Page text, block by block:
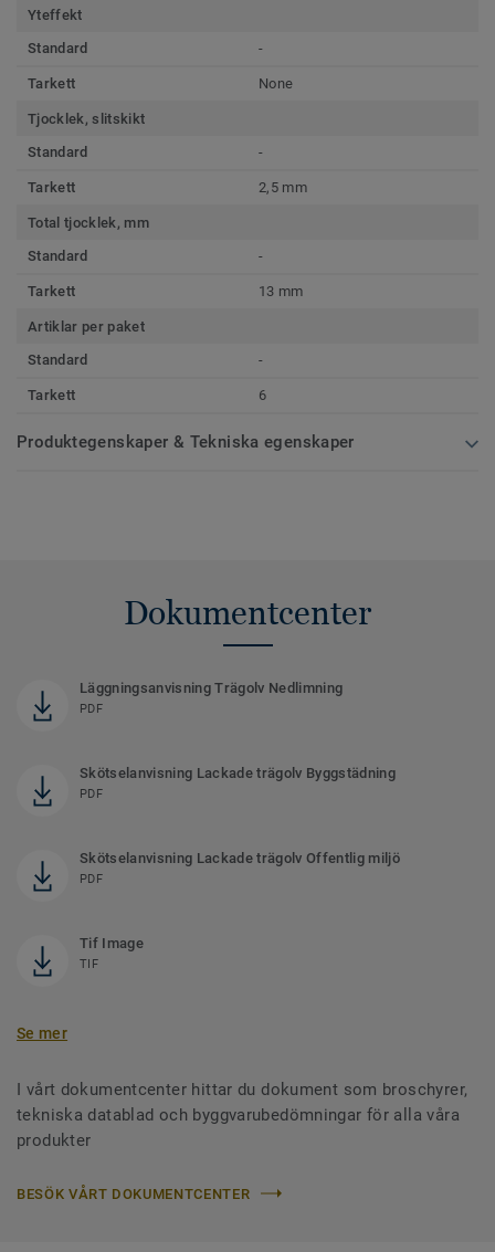
Yteffekt
Standard
-
Tarkett None
Tjocklek, slitskikt
Standard
-
Tarkett 2,5 mm
Total tjocklek, mm
Standard
-
Tarkett 13 mm
Artiklar per paket
Standard
-
Tarkett 6
Produktegenskaper & Tekniska egenskaper
Dokumentcenter
Läggningsanvisning Trägolv Nedlimning
PDF
Skötselanvisning Lackade trägolv Byggstädning
PDF
Skötselanvisning Lackade trägolv Offentlig miljö
PDF
Tif Image
TIF
Se mer
I vårt dokumentcenter hittar du dokument som broschyrer,
tekniska datablad och byggvarubedömningar för alla våra
produkter
BESÖK VÅRT DOKUMENTCENTER